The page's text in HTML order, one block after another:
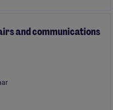
and communications